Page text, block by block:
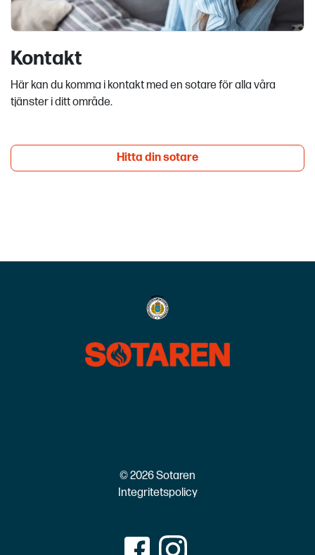
Kontakt
Här kan du komma i kontakt med en sotare för alla våra
tjänster i ditt område.
Hitta din sotare
© 2026 Sotaren
Integritetspolicy